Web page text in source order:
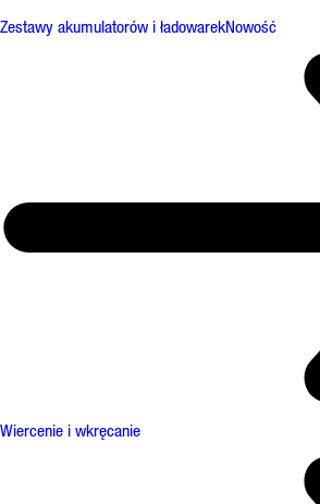
Zestawy akumulatorów i ładowarekNowość
Wiercenie i wkręcanie